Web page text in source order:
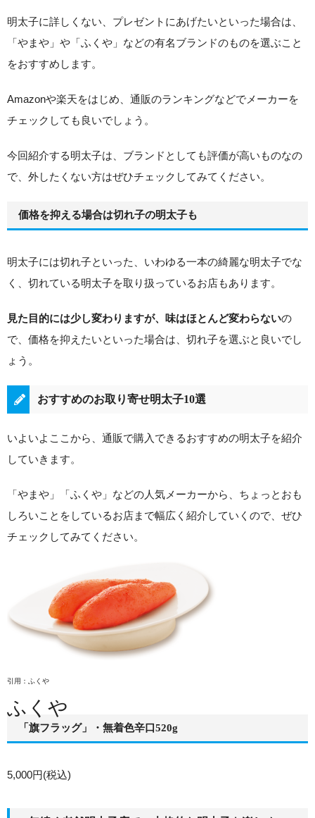
明太子に詳しくない、プレゼントにあげたいといった場合は、
「やまや」や「ふくや」などの有名ブランドのものを選ぶこと
をおすすめします。
Amazonや楽天をはじめ、通販のランキングなどでメーカーを
チェックしても良いでしょう。
今回紹介する明太子は、ブランドとしても評価が高いものなの
で、外したくない方はぜひチェックしてみてください。
価格を抑える場合は切れ子の明太子も
明太子には切れ子といった、いわゆる一本の綺麗な明太子でな
く、切れている明太子を取り扱っているお店もあります。
見た目的には少し変わりますが、味はほとんど変わらないの
で、価格を抑えたいといった場合は、切れ子を選ぶと良いでし
ょう。
おすすめのお取り寄せ明太子10選
いよいよここから、通販で購入できるおすすめの明太子を紹介
していきます。
「やまや」「ふくや」などの人気メーカーから、ちょっとおも
しろいことをしているお店まで幅広く紹介していくので、ぜひ
チェックしてみてください。
引用：ふくや
ふくや
「旗フラッグ」・無着色辛口520g
5,000円(税込)